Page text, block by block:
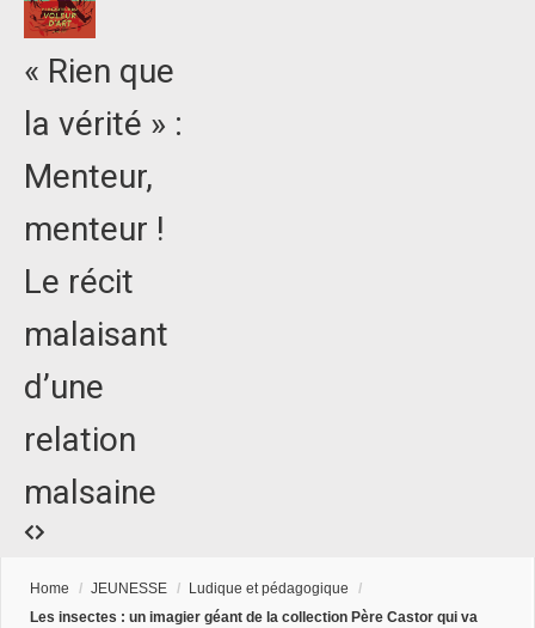
« Rien que
la vérité » :
Menteur,
menteur !
Le récit
malaisant
d’une
relation
malsaine
Home / JEUNESSE / Ludique et pédagogique
/
Les insectes : un imagier géant de la collection Père Castor qui va